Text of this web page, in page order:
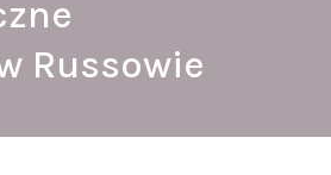
Russowie